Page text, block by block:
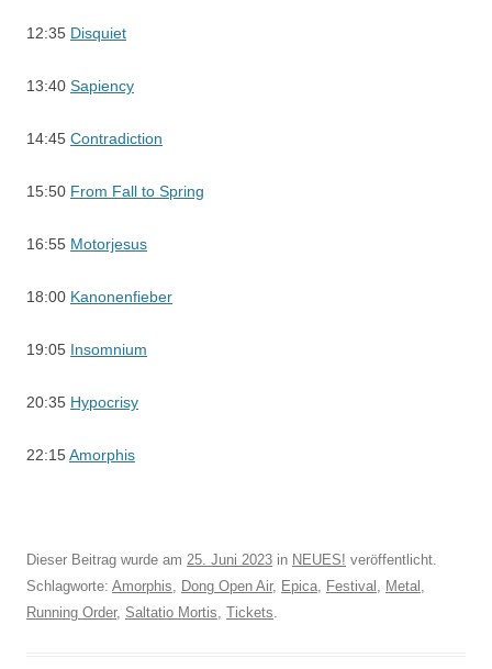
12:35 Disquiet
13:40 Sapiency
14:45 Contradiction
15:50 From Fall to Spring
16:55 Motorjesus
18:00 Kanonenfieber
19:05 Insomnium
20:35 Hypocrisy
22:15Amorphis
Dieser Beitrag wurde am 25. Juni 2023 in NEUES! veröffentlicht.
Schlagworte: Amorphis, Dong Open Air, Epica, Festival , Metal ,
Running Order, Saltatio Mortis, Tickets.